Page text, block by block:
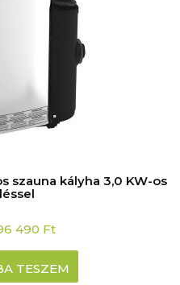
szauna kályha 3,0 KW-os
Ft.
490 FtCurrent
is:
96
490 Ft.
TESZEM